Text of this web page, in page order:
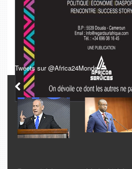
Tweets sur @Africa24Monde